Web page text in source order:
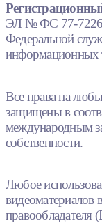
ЭЛ № ФС 77-72266
Федеральной
информационных
Все права на
защищены в
международным
собственности.
Любое
видеоматериалов